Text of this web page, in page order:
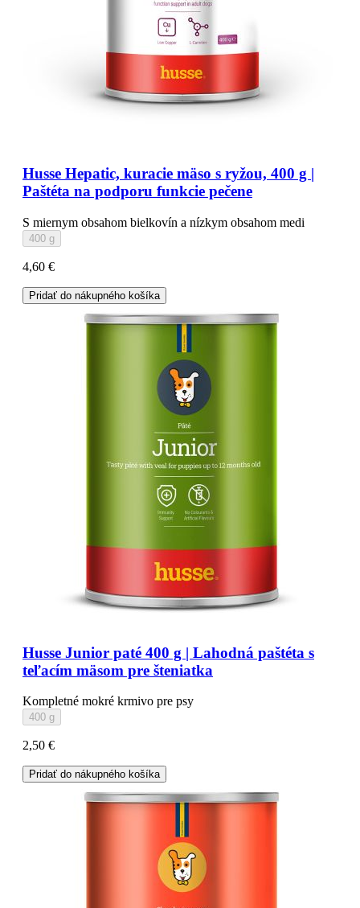
Husse Hepatic, kuracie mäso s ryžou, 400 g |
Paštéta na podporu funkcie pečene
S miernym obsahom bielkovín a nízkym obsahom medi
400 g
4,60 €
Pridať do nákupného košíka
Husse Junior paté 400 g | Lahodná paštéta s
teľacím mäsom pre šteniatka
Kompletné mokré krmivo pre psy
400 g
2,50 €
Pridať do nákupného košíka